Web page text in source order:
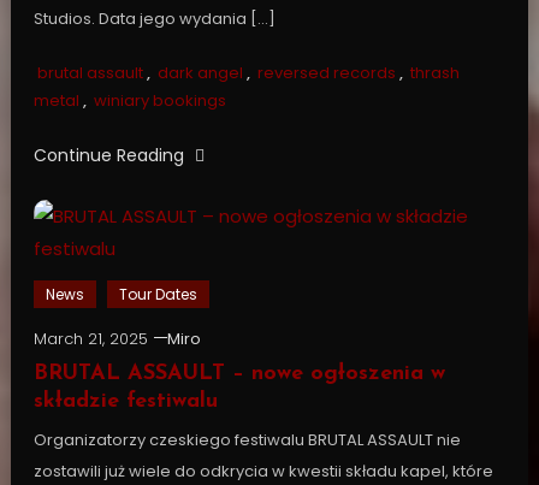
Studios. Data jego wydania […]
brutal assault, dark angel , reversed records , thrash
metal , winiary bookings
Continue Reading
News Tour Dates
March 21, 2025
Miro
BRUTAL ASSAULT – nowe ogłoszenia w
składzie festiwalu
Organizatorzy czeskiego festiwalu BRUTAL ASSAULT nie
zostawili już wiele do odkrycia w kwestii składu kapel, które